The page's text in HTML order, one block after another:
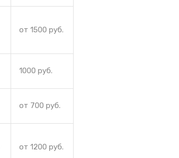
от 1500 руб.
1000 руб.
от 700 руб.
от 1200 руб.